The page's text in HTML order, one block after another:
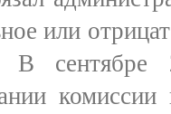
или
В
комиссии